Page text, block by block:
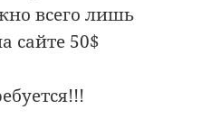
всего лишь
сайте 50$